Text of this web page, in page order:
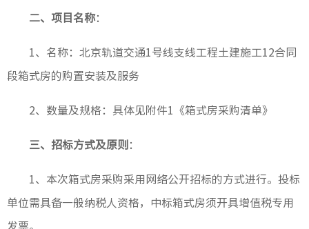
视频中
绿色建
节能环
二、项目名称：
1 、名称：北京轨道交通1号线支线工程土建施工12合同
段箱式房的购置安装及服务
2、数量及规格：具体见附件1《箱式房采购清单》
三、招标方式及原则 ：
1 、本次箱式房采购采用网络公开招标的方式进行。投标
单位需具备一般纳税人资格，中标箱式房须开具增值税专用
发票。